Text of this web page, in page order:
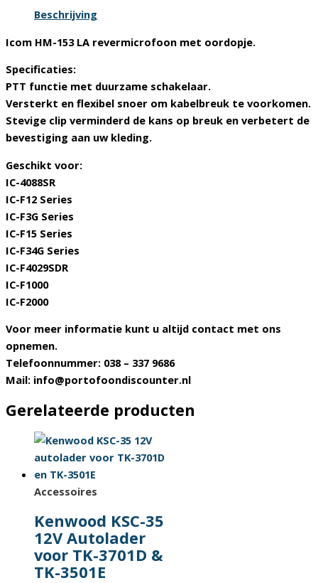
aantalBeschrijving
Icom HM-153 LA revermicrofoon met oordopje.
Specificaties:
PTT functie met duurzame schakelaar.
Versterkt en flexibel snoer om kabelbreuk te voorkomen.
Stevige clip verminderd de kans op breuk en verbetert de
bevestiging aan uw kleding.
Geschikt voor:
IC-4088SR
IC-F12 Series
IC-F3G Series
IC-F15 Series
IC-F34G Series
IC-F4029SDR
IC-F1000
IC-F2000
Voor meer informatie kunt u altijd contact met ons
opnemen.
Telefoonnummer: 038 – 337 9686
Mail: info@portofoondiscounter.nl
Gerelateerde producten
Accessoires
Kenwood KSC-35
12V Autolader
voor TK-3701D &
TK-3501E